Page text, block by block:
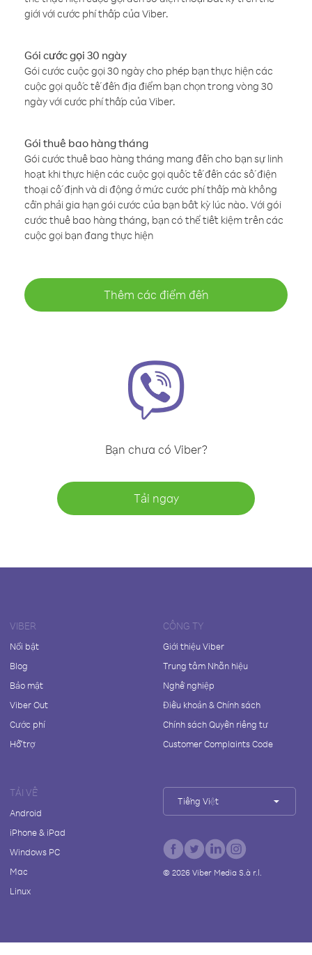
giới với cước phí thấp của Viber.
Gói cước gọi 30 ngày
Gói cước cuộc gọi 30 ngày cho phép bạn thực hiện các
cuộc gọi quốc tế đến địa điểm bạn chọn trong vòng 30
ngày với cước phí thấp của Viber.
Gói thuê bao hàng tháng
Gói cước thuê bao hàng tháng mang đến cho bạn sự linh
hoạt khi thực hiện các cuộc gọi quốc tế đến các số điện
thoại cố định và di động ở mức cước phí thấp mà không
cần phải gia hạn gói cước của bạn bất kỳ lúc nào. Với gói
cước thuê bao hàng tháng, bạn có thể tiết kiệm trên các
cuộc gọi bạn đang thực hiện
Thêm các điểm đến
Bạn chưa có Viber?
Tải ngay
VIBER
Nổi bật
Blog
Bảo mật
Viber Out
Cước phí
Hỗ trợ
CÔNG TY
Giới thiệu Viber
Trung tâm Nhãn hiệu
Nghề nghiệp
Điều khoản & Chính sách
Chính sách Quyền riêng tư
Customer Complaints Code
TẢI VỀ
Android
iPhone & iPad
Windows PC
Mac
Linux
Tiếng Việt
© 2026Viber Media S.à r.l.